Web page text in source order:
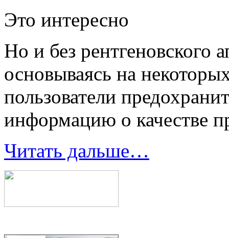
Это интересно
Но и без рентгеновского
основываясь на
пользователи
информацию о качестве
Читать дальше…